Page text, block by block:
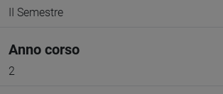
II Semestre
Anno corso
2